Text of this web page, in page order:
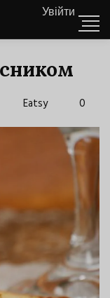
Увійти
Eatsy 0